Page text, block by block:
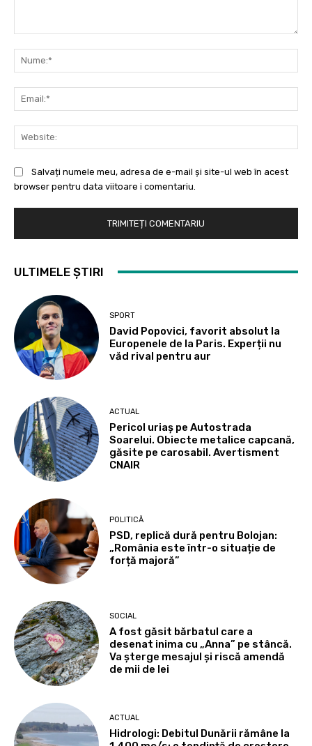
Salvați numele meu, adresa de e-mail și site-ul web în acest
browser pentru data viitoare i comentariu.
ULTIMELE ȘTIRI
SPORT
David Popovici, favorit absolut la
Europenele de la Paris. Experții nu
văd rival pentru aur
ACTUAL
Pericol uriaș pe Autostrada
Soarelui. Obiecte metalice capcană,
găsite pe carosabil. Avertisment
CNAIR
POLITICĂ
PSD, replică dură pentru Bolojan:
„România este într-o situație de
forță majoră”
SOCIAL
A fost găsit bărbatul care a
desenat inima cu „Anna” pe stâncă.
Va șterge mesajul și riscă amendă
de mii de lei
ACTUAL
Hidrologi: Debitul Dunării rămâne la